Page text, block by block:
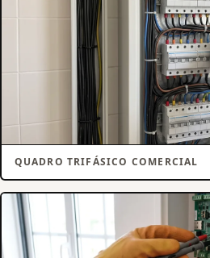
QUADRO TRIFÁSICO COMERCIAL